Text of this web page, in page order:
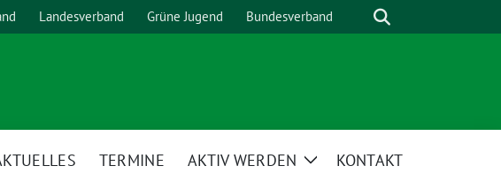
Landesverband Grüne Jugend Bundesverband Suche
TERMINE AKTIV WERDEN
ZeigeKONTAKT